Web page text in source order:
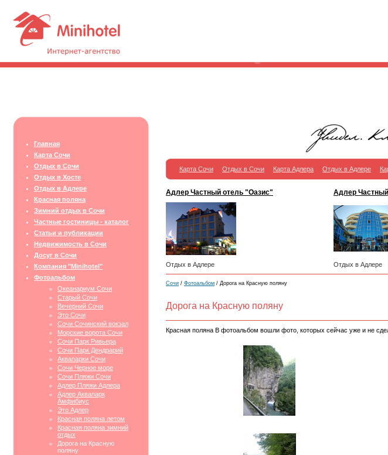
Главная
Карта Сочи
Отдых в Сочи
Отдых в Хосте
Отдых в Адлере
Красная поляна
Зимний отдых в Сочи
Частные гостиницы - каталог
Статьи и публикации
Недвижимость в Сочи
Досуг в Сочи
Компания "Minihotel"
Фотоальбом
Океанариум Сочи
Старый Сочи
Вечерний Сочи
Это Сочи
Сочи Сочинский вокзал
Морские ворота Сочи
Сочи Парк Ривьера
Сочи Парк Дендрарий
Аквапарки Сочи
Сочи Черное море
Сочи Пляжи Сочи
Адлер Пляжи Адлера
Адлер Аквапарк
Амфибиус
Это Адлер
Красная поляна летом
Красная поляна зимний
отдых
Дорога на Красную
поляну
Карта Сочи Отдых в Сочи Карта Адлера Отдых в Адлере
Адлер Частный отель "Оазис" Адлер
Отдых в Адлере Отдых в Адлере
Сочи / Фотоальбом / Дорога на Красную поляну
Дорога на Красную поляну
Красная поляна В фотоальбом вошли фото, которых сейчас уже и не